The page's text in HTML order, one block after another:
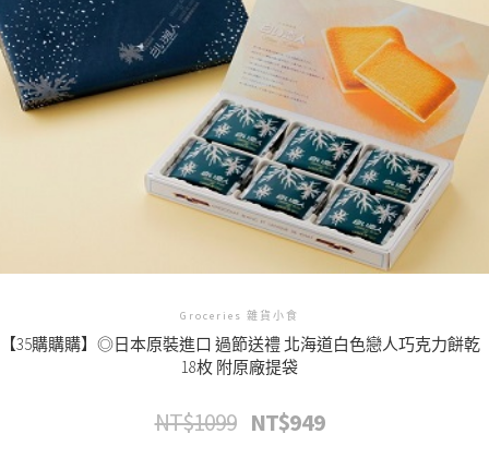
Groceries 雜貨小食
【35購購購】◎日本原裝進口 過節送禮 北海道白色戀人巧克力餅乾
18枚 附原廠提袋
NT$1099 NT$949目